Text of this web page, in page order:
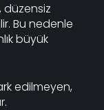
düzensiz
Bu nedenle
büyük
edilmeyen,